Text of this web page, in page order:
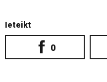
Ieteikt
0